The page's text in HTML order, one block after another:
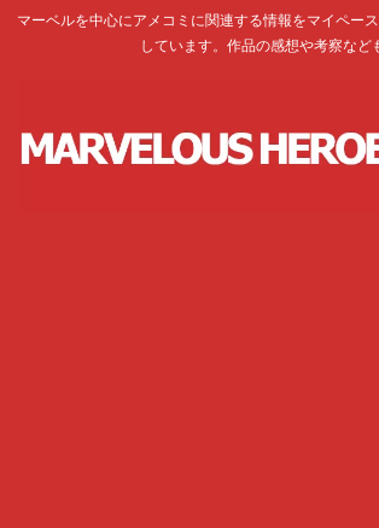
マーベルを中心にアメコミに関連する情報をマイペー
しています。作品の感想や考察など